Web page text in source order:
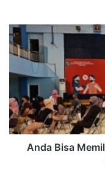
Anda Bisa